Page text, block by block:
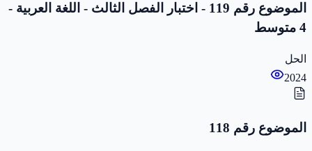
الموضوع رقم 119 - اختبار الفصل الثالث - اللغة العربية -
4 متوسط
الحل
2024
الموضوع رقم 118